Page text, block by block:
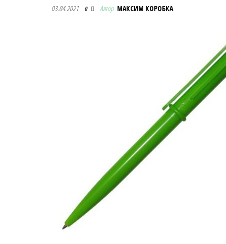
Первая Украинская Сувенирная
03.04.2021 0 Автор МАКСИМ КОРОБКА